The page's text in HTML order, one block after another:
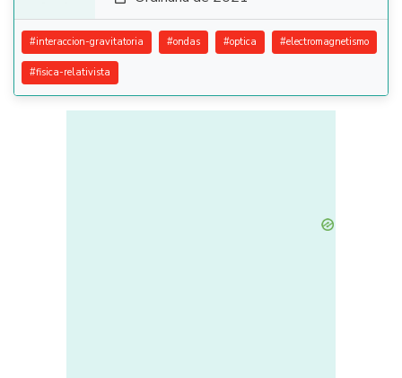
#interaccion-gravitatoria #ondas #optica #electromagnetismo
#fisica-relativista